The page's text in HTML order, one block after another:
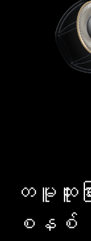
တမူထူးခ
စနစ်